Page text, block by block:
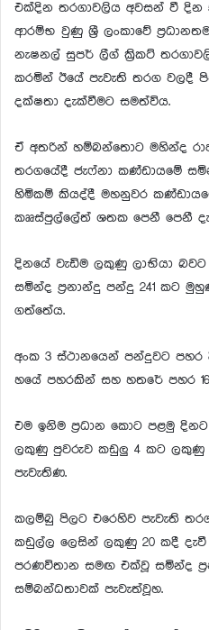
එක්දින තරගාවලිය අවසන් වී දින
ආරම්භ වුණු ශ්‍රී ලංකාවේ
නැෂනල් සුපර් ලීග් ක්‍රිකට්
කරමින් ඊයේ පැවැති තරග වලදී
දක්ෂතා දැක්වීමට සමත්විය.
ඒ අතරින් හම්බන්තොට මහින්ද
තරගයේදී ජැෆ්නා කණ්ඩායමේ
හිමිකම් කියද්දී මහනුවර
කෲස්පුල්ලේත් ශතක පෙනී පෙනී
දිනයේ වැඩිම ලකුණු ලාභියා
සමින්ද ප්‍රනාන්දු පන්දු 241 කට
ගත්තේය.
අංක 3 ස්ථානයෙන් පන්දුවට
හයේ පහරකින් සහ හතරේ පහර
එම ඉනිම ප්‍රධාන කොට පළමු
ලකුණු පුවරුව කඩුලු 4 කට ලකුණු
පැවැතිණ.
කලම්බු පිලට එරෙහිව පැවැති
කඩුල්ල ලෙසින් ලකුණු 20 කදී
පරණවිතාන සමඟ එක්වූ සමින්ද
සම්බන්ධතාවක් පැවැත්වූහ.